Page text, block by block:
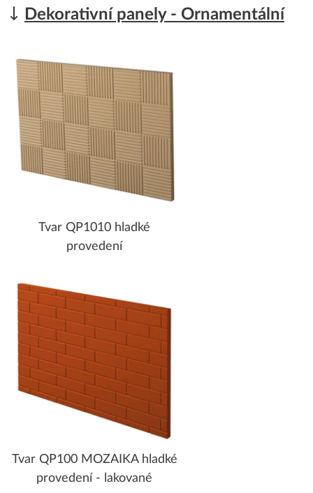
Dekorativní panely - Ornamentální
Tvar QP1010 hladké
provedení
Tvar QP100 MOZAIKA hladké
provedení - lakované